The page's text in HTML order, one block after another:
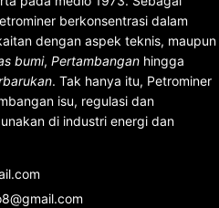
berkonsentrasi dalam
dengan aspek teknis, maupun
bumi, Pertambangan hingga
. Tak hanya itu, Petrominer
isu, regulasi dan
di industri energi dan